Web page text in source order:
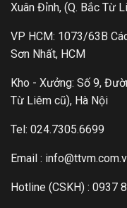
Xuân Đỉnh, (Q. Bắc Từ
VP HCM: 1073/63B
Sơn Nhất, HCM
Kho - Xưởng: Số 9,
Từ Liêm cũ), Hà Nội
Tel: 024.7305.6699
Email :
Hotline (CSKH) : 0937